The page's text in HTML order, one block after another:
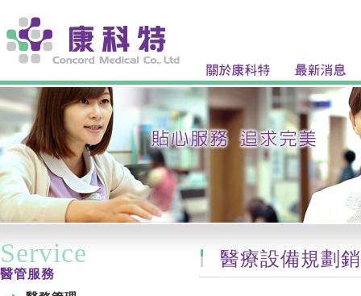
Service
醫管服務
醫療設備規劃